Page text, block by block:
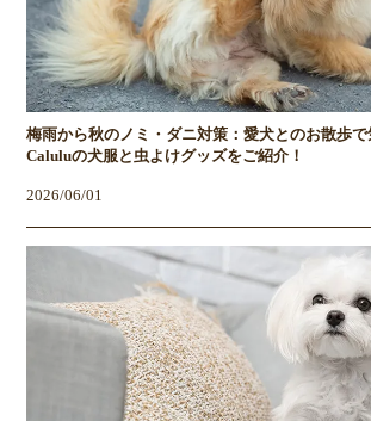
梅雨から秋のノミ・ダニ対策：愛犬とのお散歩で
Caluluの犬服と虫よけグッズをご紹介！
2026/06/01